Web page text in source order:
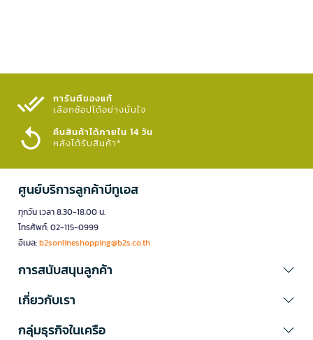
การันตีของแท้
เลือกช้อปได้อย่างมั่นใจ​
คืนสินค้าได้ภายใน 14 วัน
หลังได้รับสินค้า*
ศูนย์บริการลูกค้าบีทูเอส
ทุกวัน เวลา 8.30-18.00 น.
โทรศัพท์: 02-115-0999
อีเมล:b2sonlineshopping@b2s.co.th
การสนับสนุนลูกค้า
เกี่ยวกับเรา
กลุ่มธุรกิจในเครือ